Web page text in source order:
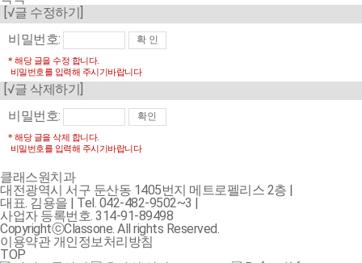
[√글 수정하기]
비밀번호:
* 해당 글을 수정 합니다.
비밀번호를 입력해 주시기바랍니다
[√글 삭제하기]
비밀번호:
* 해당 글을 삭제 합니다.
비밀번호를 입력해 주시기바랍니다
클래스원치과
대전광역시 서구 둔산동 1405번지 메트로펠리스 2층 |
대표. 김용을 | Tel. 042-482-9502~3 |
사업자 등록번호. 314-91-89498
CopyrightⓒClassone. All rights Reserved.
이용약관 개인정보처리방침
TOP